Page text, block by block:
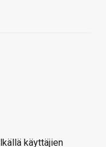
käyttäjien